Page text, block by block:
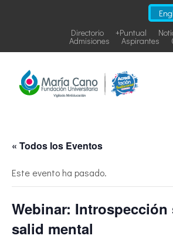
+Puntual
Directorio
Aspirantes
Admisiones
« Todos los Eventos
Este evento ha pasado.
Webinar: Introspección
salid mental